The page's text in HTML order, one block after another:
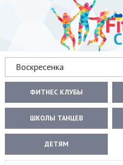
Воскресенка
ФИТНЕС КЛУБЫ
ШКОЛЫ ТАНЦЕВ
ДЕТЯМ